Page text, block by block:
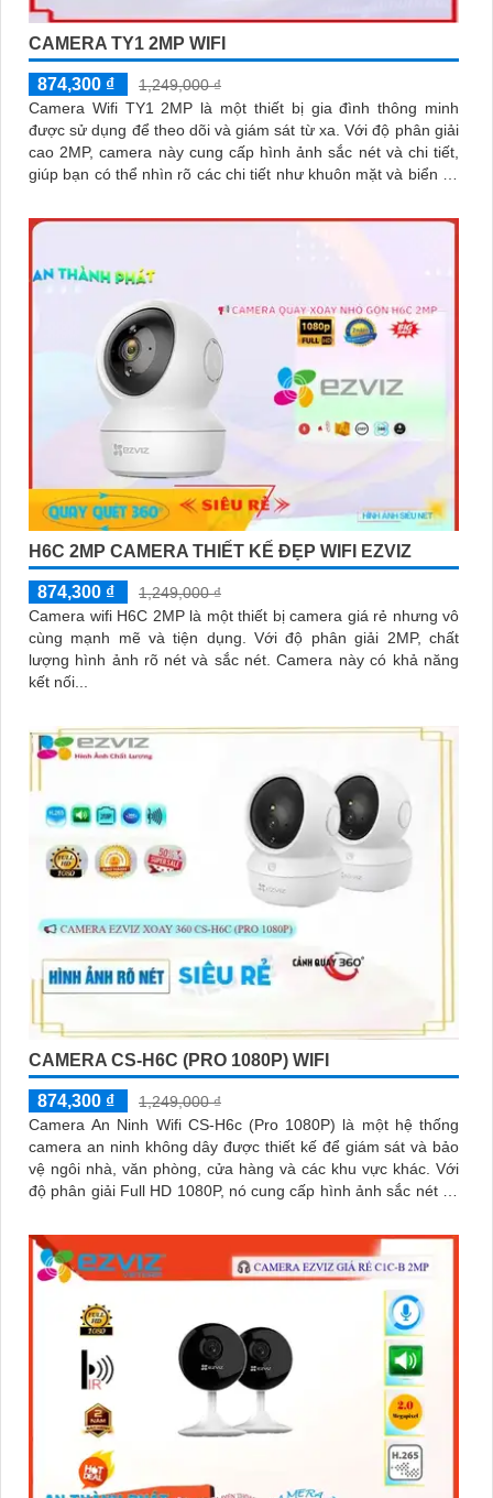
CAMERA TY1 2MP WIFI
874,300 ₫
1,249,000 ₫
Camera Wifi TY1 2MP là một thiết bị gia đình thông minh
được sử dụng để theo dõi và giám sát từ xa. Với độ phân giải
cao 2MP, camera này cung cấp hình ảnh sắc nét và chi tiết,
giúp bạn có thể nhìn rõ các chi tiết như khuôn mặt và biển số
H6C 2MP CAMERA THIẾT KẾ ĐẸP WIFI EZVIZ
874,300 ₫
1,249,000 ₫
Camera wifi H6C 2MP là một thiết bị camera giá rẻ nhưng vô
cùng mạnh mẽ và tiện dụng. Với độ phân giải 2MP, chất
lượng hình ảnh rõ nét và sắc nét. Camera này có khả năng
kết nối...
CAMERA CS-H6C (PRO 1080P) WIFI
874,300 ₫
1,249,000 ₫
Camera An Ninh Wifi CS-H6c (Pro 1080P) là một hệ thống
camera an ninh không dây được thiết kế để giám sát và bảo
vệ ngôi nhà, văn phòng, cửa hàng và các khu vực khác. Với
độ phân giải Full HD 1080P, nó cung cấp hình ảnh sắc nét và